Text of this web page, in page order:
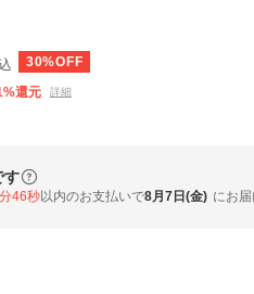
30%OFF
還元 詳細
す
45秒以内のお支払いで8月7日(金) にお届